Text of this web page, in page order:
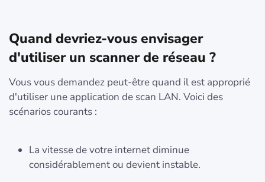
Quand devriez-vous envisager
d'utiliser un scanner de réseau ?
Vous vous demandez peut-être quand il est approprié
d'utiliser une application de scan LAN. Voici des
scénarios courants :
La vitesse de votre internet diminue
considérablement ou devient instable.